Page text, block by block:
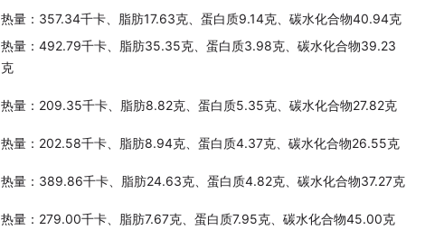
热量：357.34千卡、脂肪17.63克、蛋白质9.14克、碳水化合物40.94克
热量：492.79千卡、脂肪35.35克、蛋白质3.98克、碳水化合物39.23
克
热量：209.35千卡、脂肪8.82克、蛋白质5.35克、碳水化合物27.82克
热量：202.58千卡、脂肪8.94克、蛋白质4.37克、碳水化合物26.55克
热量：389.86千卡、脂肪24.63克、蛋白质4.82克、碳水化合物37.27克
热量：279.00千卡、脂肪7.67克、蛋白质7.95克、碳水化合物45.00克